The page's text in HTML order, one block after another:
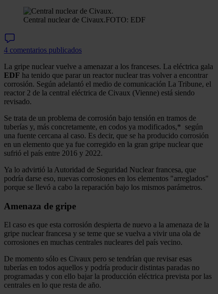
Central nuclear de Civaux.FOTO: EDF
4 comentarios publicados
La gripe nuclear vuelve a amenazar a los franceses. La eléctrica gala
EDF ha tenido que parar un reactor nuclear tras volver a encontrar
corrosión. Según adelantó el medio de comunicación La Tribune, el
reactor 2 de la central eléctrica de Civaux (Vienne) está siendo
revisado.
Se trata de un problema de corrosión bajo tensión en tramos de
tuberías y, más concretamente, en codos ya modificados,* según
una fuente cercana al caso. Es decir, que se ha producido corrosión
en un elemento que ya fue corregido en la gran gripe nuclear que
sufrió el país entre 2016 y 2022.
Ya lo advirtió la Autoridad de Seguridad Nuclear francesa, que
podría darse eso, nuevas corrosiones en los elementos "arreglados"
porque se llevó a cabo la reparación bajo los mismos parámetros.
Amenaza de gripe
El caso es que esta corrosión despierta de nuevo a la amenaza de la
gripe nuclear francesa y se teme que se vuelva a vivir una ola de
corrosiones en muchas centrales nucleares del país vecino.
De momento sólo es Civaux pero se tendrían que revisar esas
tuberías en todos aquellos y podría producir distintas paradas no
programadas y con ello bajar la producción eléctrica prevista por las
centrales en lo que resta de año.